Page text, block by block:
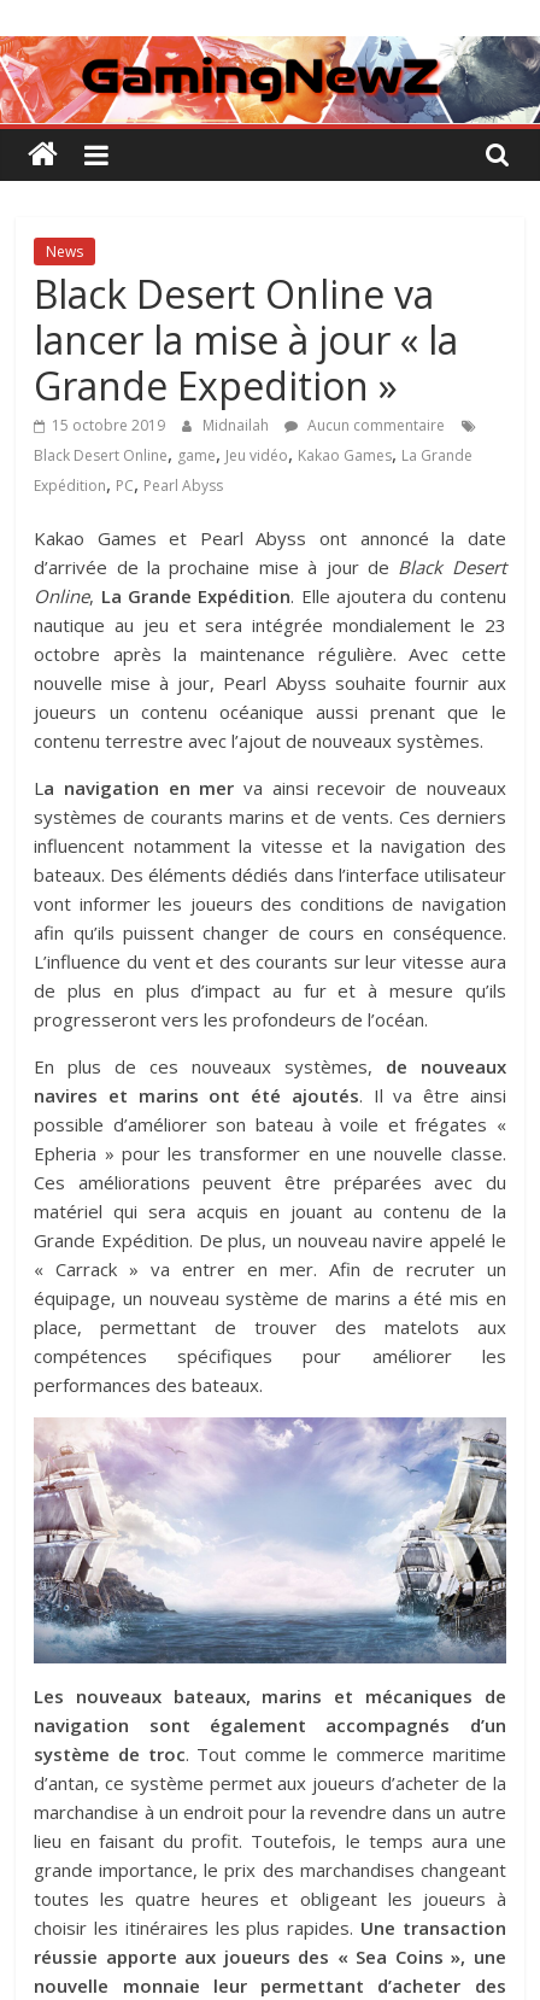
au
contenu
GamingNewZ
Tests
et
Actu
des
vidéo
News
Black Desert Online va
lancer la mise à jour « la
Grande Expedition »
15 octobre 2019 Midnailah
Aucun commentaire
Black Desert Online, game, Jeu vidéo, Kakao Games, La Grande
Expédition, PC, Pearl Abyss
Kakao Games et Pearl Abyss ont annoncé la date
d’arrivée de la prochaine mise à jour de Black Desert
Online, La Grande Expédition. Elle ajoutera du contenu
nautique au jeu et sera intégrée mondialement le 23
octobre après la maintenance régulière. Avec cette
nouvelle mise à jour, Pearl Abyss souhaite fournir aux
joueurs un contenu océanique aussi prenant que le
contenu terrestre avec l’ajout de nouveaux systèmes.
L a navigation en mer va ainsi recevoir de nouveaux
systèmes de courants marins et de vents. Ces derniers
influencent notamment la vitesse et la navigation des
bateaux. Des éléments dédiés dans l’interface utilisateur
vont informer les joueurs des conditions de navigation
afin qu’ils puissent changer de cours en conséquence.
L’influence du vent et des courants sur leur vitesse aura
de plus en plus d’impact au fur et à mesure qu’ils
progresseront vers les profondeurs de l’océan.
En plus de ces nouveaux systèmes, de nouveaux
navires et marins ont été ajoutés. Il va être ainsi
possible d’améliorer son bateau à voile et frégates «
Epheria » pour les transformer en une nouvelle classe.
Ces améliorations peuvent être préparées avec du
matériel qui sera acquis en jouant au contenu de la
Grande Expédition. De plus, un nouveau navire appelé le
« Carrack » va entrer en mer. Afin de recruter un
équipage, un nouveau système de marins a été mis en
place, permettant de trouver des matelots aux
compétences spécifiques pour améliorer les
performances des bateaux.
Les nouveaux bateaux, marins et mécaniques de
navigation sont également accompagnés d’un
système de troc. Tout comme le commerce maritime
d’antan, ce système permet aux joueurs d’acheter de la
marchandise à un endroit pour la revendre dans un autre
lieu en faisant du profit. Toutefois, le temps aura une
grande importance, le prix des marchandises changeant
toutes les quatre heures et obligeant les joueurs à
choisir les itinéraires les plus rapides. Une transaction
réussie apporte aux joueurs des « Sea Coins », une
nouvelle monnaie leur permettant d’acheter des